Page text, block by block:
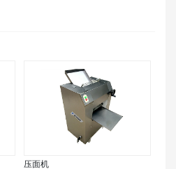
压面机